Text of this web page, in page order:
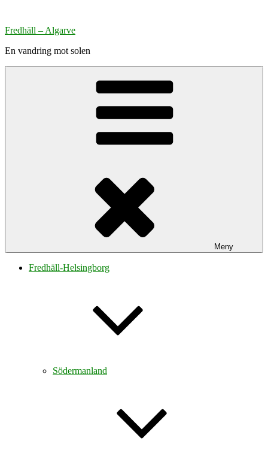
innehåll
Fredhäll – Algarve
En vandring mot solen
Meny
Fredhäll-Helsingborg
Södermanland